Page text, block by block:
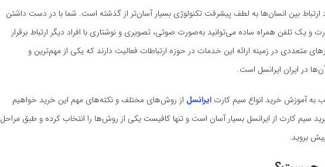
ارتباط بین انسان‌ها به لطف پیشرفت تکنولوژی بسیار آسان‌تر از گذشته است. شما با در دست داشتن
و یک تلفن همراه ساده می‌توانید به‌صورت صوتی، تصویری و نوشتاری با افراد دیگر ارتباط برقرار
متعددی در زمینه ارائه این خدمات در حوزه ارتباطات فعالیت دارند که یکی از مهم‌ترین و
در ایران ایرانسل است.
به آموزش خرید انواع سیم کارت ایرانسل از روش‌های مختلف و نکته‌های مهم این خرید خواهیم
سیم کارت از ایرانسل بسیار آسان است و تنها کافیست یکی از روش‌ها را انتخاب کرده و طبق مراحل
بروید.